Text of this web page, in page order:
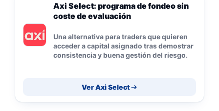
Axi Select: programa de fondeo sin
coste de evaluación
Una alternativa para traders que quieren
acceder a capital asignado tras demostrar
consistencia y buena gestión del riesgo.
Ver Axi Select